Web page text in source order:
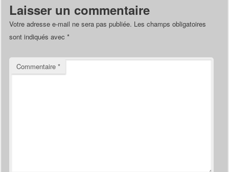
Laisser un commentaire
Votre adresse e-mail ne sera pas publiée. Les champs obligatoires
sont indiqués avec *
Commentaire *